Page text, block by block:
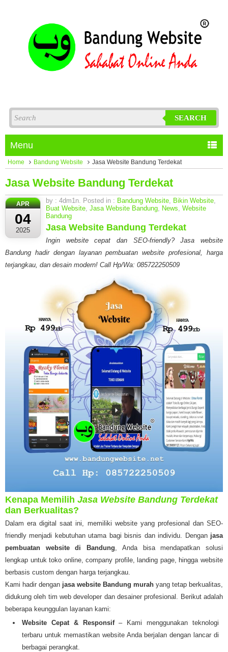
SEARCH
Menu
Home Bandung Website Jasa Website Bandung Terdekat
Jasa Website Bandung Terdekat
APR
04
2025
by : 4dm1n. Posted in : Bandung Website, Bikin Website,
Buat Website, Jasa Website Bandung, News, Website
Bandung
Jasa Website Bandung Terdekat
Ingin website cepat dan SEO-friendly? Jasa website
Bandung hadir dengan layanan pembuatan website profesional, harga
terjangkau, dan desain modern! Call Hp/Wa: 085722250509
Kenapa Memilih Jasa Website Bandung Terdekat
dan Berkualitas?
Dalam era digital saat ini, memiliki website yang profesional dan SEO-
friendly menjadi kebutuhan utama bagi bisnis dan individu. Dengan jasa
pembuatan website di Bandung, Anda bisa mendapatkan solusi
lengkap untuk toko online, company profile, landing page, hingga website
berbasis custom dengan harga terjangkau.
Kami hadir dengan jasa website Bandung murah yang tetap berkualitas,
didukung oleh tim web developer dan desainer profesional. Berikut adalah
beberapa keunggulan layanan kami:
Website Cepat & Responsif– Kami menggunakan teknologi
terbaru untuk memastikan website Anda berjalan dengan lancar di
berbagai perangkat.